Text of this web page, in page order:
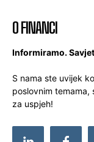
O FINANCI
Informiramo.
S nama ste uvijek
poslovnim temama,
za uspjeh!